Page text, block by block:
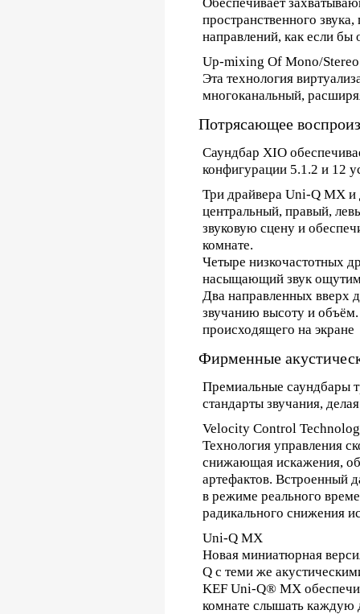
пространственного
направлений, как если
Up-mixing Of Mono/Stereo
Эта технология
многоканальный,
Потрясающее
Саундбар XIO
конфигурации 5.1.2 и 12
Три драйвера Uni-Q MX и
центральный, правый,
звуковую сцену и
комнате.
Четыре низкочастотных
насыщающий звук
Два направленных вверх
звучанию высоту и
происходящего на экране
Фирменные
Премиальные саундбары
стандарты звучания,
Velocity Control
Технология управления
снижающая искажения,
артефактов. Встроенный
в режиме реального
радикального снижения
Uni-Q MX
Новая миниатюрная
Q с теми же
KEF Uni-Q® MX
комнате слышать каждую